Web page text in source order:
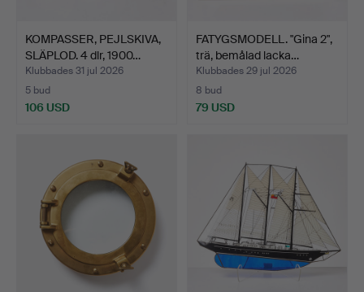
KOMPASSER, PEJLSKIVA,
SLÄPLOD. 4 dlr, 1900…
Klubbades 31 jul 2026
5 bud
106 USD
FATYGSMODELL. "Gina 2",
trä, bemålad lacka…
Klubbades 29 jul 2026
8 bud
79 USD